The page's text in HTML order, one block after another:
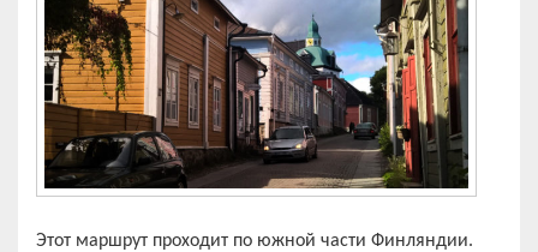
Этот маршрут проходит по южной части Финляндии.